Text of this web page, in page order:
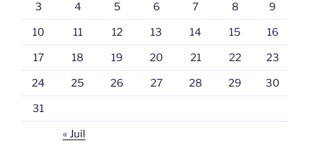
3 4 5 6 7 8 9
10 11 12 13 14 15 16
17 18 19 20 21 22 23
24 25 26 27 28 29 30
31
« Juil